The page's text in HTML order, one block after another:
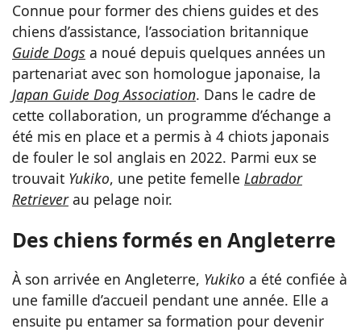
Connue pour former des chiens guides et des
chiens d’assistance, l’association britannique
Guide Dogs a noué depuis quelques années un
partenariat avec son homologue japonaise, la
Japan Guide Dog Association. Dans le cadre de
cette collaboration, un programme d’échange a
été mis en place et a permis à 4 chiots japonais
de fouler le sol anglais en 2022. Parmi eux se
trouvait Yukiko, une petite femelle Labrador
Retrieverau pelage noir.
Des chiens formés en Angleterre
À son arrivée en Angleterre, Yukiko a été confiée à
une famille d’accueil pendant une année. Elle a
ensuite pu entamer sa formation pour devenir